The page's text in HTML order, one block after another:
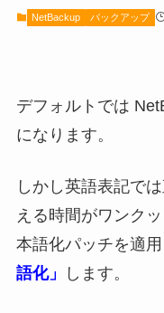
NetBackup バックアップ
デフォルトでは
になります。
しかし英語表記で
える時間がワンク
本語化パッチを適
語化」
します。